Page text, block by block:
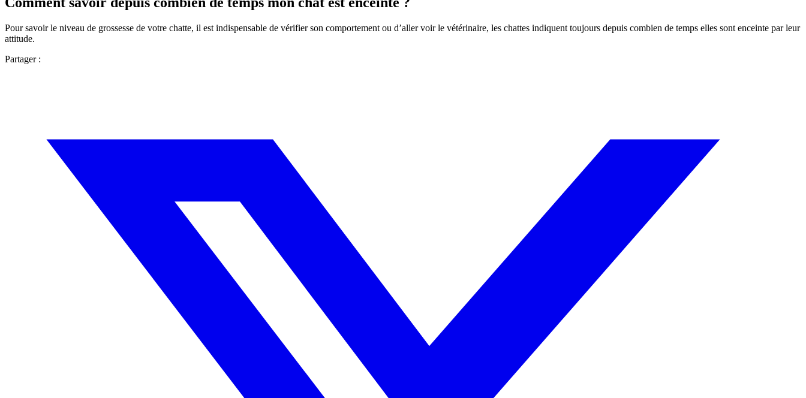
Pour savoir le niveau de grossesse de votre chatte, il est indispensable de vérifier son comportement ou d’aller voir le vétérinaire, les chattes indiquent toujours depuis combien de temps elles sont enceinte par leur
attitude.
Partager :